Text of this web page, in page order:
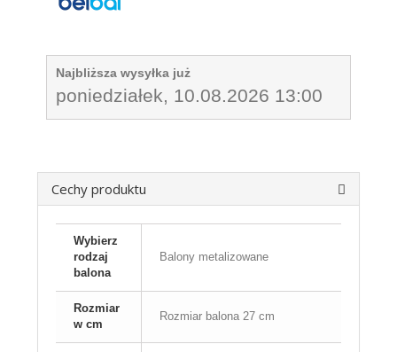
Najbliższa wysyłka już
poniedziałek, 10.08.2026 13:00
Cechy produktu
Wybierz
rodzaj
balona
Balony metalizowane
Rozmiar
w cm
Rozmiar balona 27 cm